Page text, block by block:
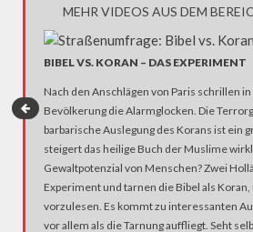
MEHR VIDEOS AUS DEM
BIBEL VS. KORAN – DAS EXPERIMENT
Nach den Anschlägen von Paris schrillen
Bevölkerung die Alarmglocken. Die
barbarische Auslegung des Korans ist ein
steigert das heilige Buch der Muslime
Gewaltpotenzial von Menschen? Zwei
Experiment und tarnen die Bibel als
vorzulesen. Es kommt zu interessanten
vor allem als die Tarnung auffliegt. Seht